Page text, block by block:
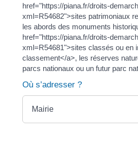
href="https://piana.fr/droits-
xml=R54682">sites patrimoniaux
les abords des monuments
href="https://piana.fr/droits-
xml=R54681">sites classés ou en
classement</a>, les réserves
parcs nationaux ou un futur parc
Où s’adresser ?
Mairie